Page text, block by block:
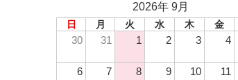
2026年 9月
日 月 火 水 木 金
30 31 1 2 3 4
6 7 8 9 10 11